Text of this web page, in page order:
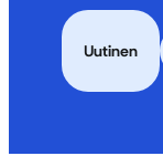
Uutinen